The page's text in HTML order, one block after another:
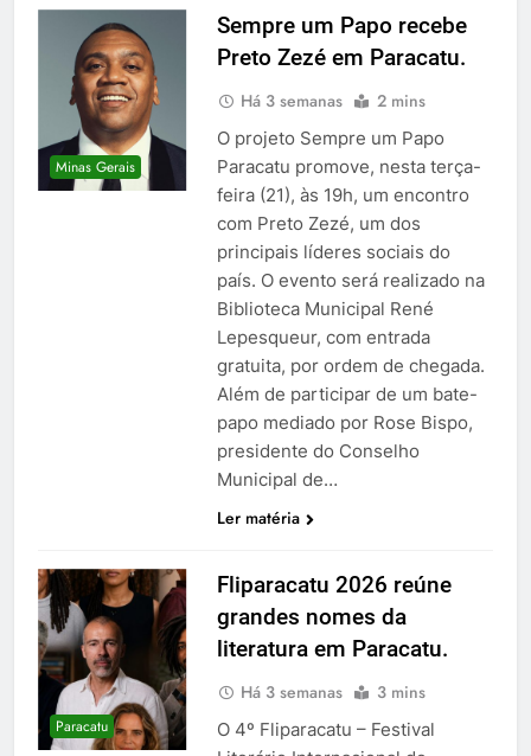
Minas Gerais
Sempre um Papo recebe
Preto Zezé em Paracatu.
Há 3 semanas 2 mins
O projeto Sempre um Papo
Paracatu promove, nesta terça-
feira (21), às 19h, um encontro
com Preto Zezé, um dos
principais líderes sociais do
país. O evento será realizado na
Biblioteca Municipal René
Lepesqueur, com entrada
gratuita, por ordem de chegada.
Além de participar de um bate-
papo mediado por Rose Bispo,
presidente do Conselho
Municipal de…
Ler matéria
Paracatu
Fliparacatu 2026 reúne
grandes nomes da
literatura em Paracatu.
Há 3 semanas 3 mins
O 4º Fliparacatu – Festival